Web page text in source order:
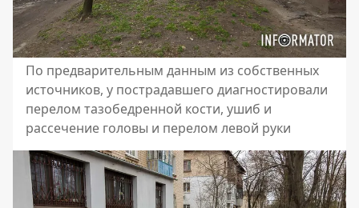
По предварительным данным из собственных
источников, у пострадавшего диагностировали
перелом тазобедренной кости, ушиб и
рассечение головы и перелом левой руки